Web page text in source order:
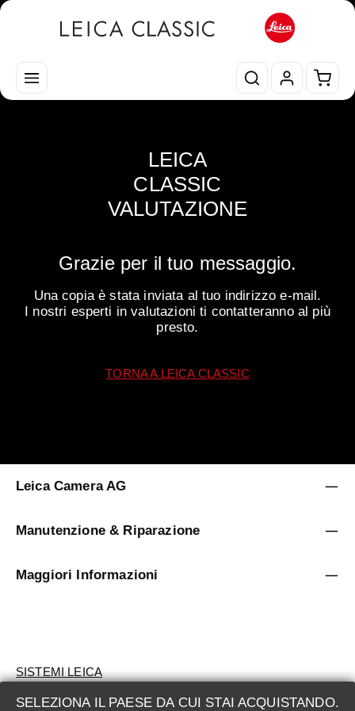
Il
LEICA
CLASSIC
VALUTAZIONE
Grazie per il tuo messaggio.
Una copia è stata inviata al tuo indirizzo e-mail.
I nostri esperti in valutazioni ti contatteranno al più
presto.
TORNA A LEICA CLASSIC
SELEZIONA IL PAESE DA CUI STAI ACQUISTANDO.
Leica Camera AG
Manutenzione & Riparazione
Maggiori Informazioni
SISTEMI LEICA
VALUTAZIONE